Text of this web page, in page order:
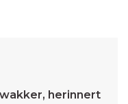
herinnert